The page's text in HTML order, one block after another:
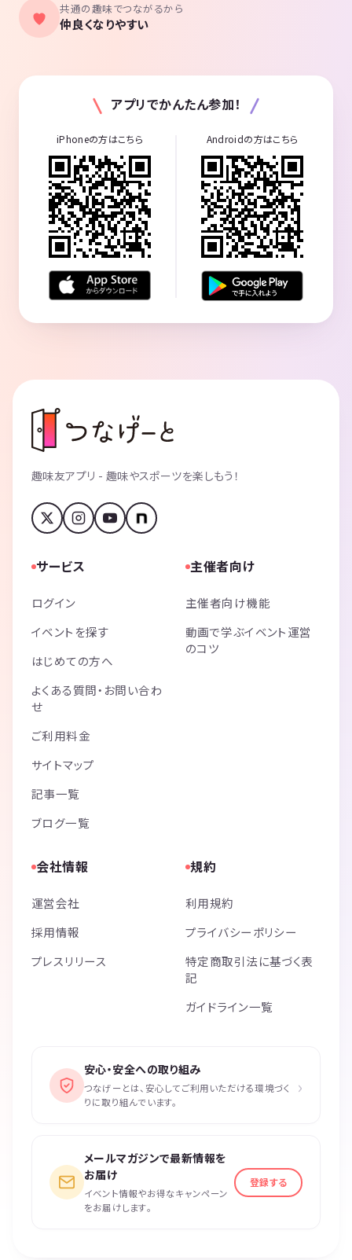
共通の趣味でつながるから
仲良くなりやすい
アプリでかんたん参加！
iPhoneの方はこちら Androidの方はこちら
趣味友アプリ - 趣味やスポーツを楽しもう！
サービス
ログイン
イベントを探す
はじめての方へ
よくある質問・お問い合わ
せ
ご利用料金
サイトマップ
記事一覧
ブログ一覧
主催者向け
主催者向け機能
動画で学ぶイベント運営
のコツ
会社情報
運営会社
採用情報
プレスリリース
規約
利用規約
プライバシーポリシー
特定商取引法に基づく表
記
ガイドライン一覧
安心・安全への取り組み
つなげーとは、安心してご利用いただける環境づく
りに取り組んでいます。
›
メールマガジンで最新情報を
お届け
イベント情報やお得なキャンペーン
をお届けします。
登録する